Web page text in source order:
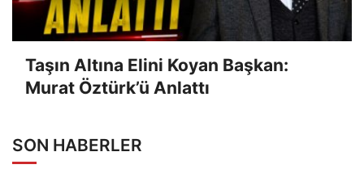
Taşın Altına Elini Koyan Başkan:
Murat Öztürk’ü Anlattı
SON HABERLER